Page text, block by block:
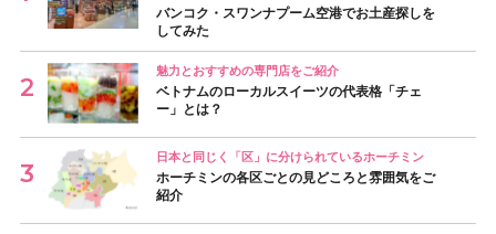
バンコク・スワンナプーム空港でお土産探しを
してみた
魅力とおすすめの専門店をご紹介
ベトナムのローカルスイーツの代表格「チェ
ー」とは？
日本と同じく「区」に分けられているホーチミン
ホーチミンの各区ごとの見どころと雰囲気をご
紹介